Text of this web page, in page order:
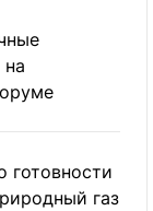
готовности
газ